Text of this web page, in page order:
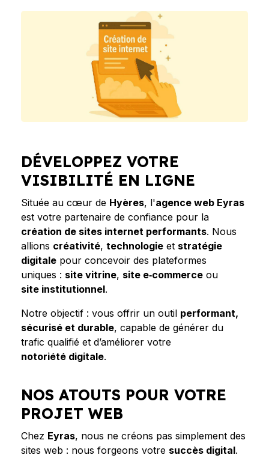
DÉVELOPPEZ VOTRE
VISIBILITÉ EN LIGNE
Située au cœur de Hyères, l'agence web Eyras
est votre partenaire de confiance pour la
création de sites internet performants. Nous
allions créativité, technologie et stratégie
digitale pour concevoir des plateformes
uniques : site vitrine, site e‑commerce ou
site institutionnel.
Notre objectif : vous offrir un outil performant,
sécurisé et durable, capable de générer du
trafic qualifié et d’améliorer votre
notoriété digitale.
NOS ATOUTS POUR VOTRE
PROJET WEB
Chez Eyras, nous ne créons pas simplement des
sites web : nous forgeons votre succès digital.